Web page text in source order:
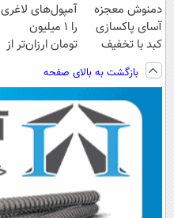
دمنوش معجزه
آسای پاکسازی
کبد با تخفیف
ویژه
آمپول‌های لاغری
را ۱ میلیون
تومان ارزان‌تر از
بازگشت به بالای صفحه